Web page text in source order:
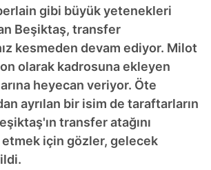
gibi büyük yetenekleri
Beşiktaş, transfer
kesmeden devam ediyor. Milot
olarak kadrosuna ekleyen
heyecan veriyor. Öte
ayrılan bir isim de taraftarların
transfer atağını
etmek için gözler, gelecek